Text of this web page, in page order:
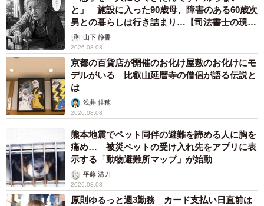
2026.08.08
何かと人に舐められた黒髪時代 30代後半で金
髪デビューしたら…人生が激変！【漫画】
海川 まこと
2026.08.08
夫はマイファスHiro、義父母も義兄も超有名歌
手の28歳モデル兼俳優が第1子出産を報告「母
子ともに健康…日々、大切に過ごしたい」
まいどなトピック
2026.08.08
お盆明けは介護相談が3割増加 帰省時に確認
したい「離れて暮らす親の異変」チェックポイ
ントは？
まいどなニュース情報部
2026.08.08